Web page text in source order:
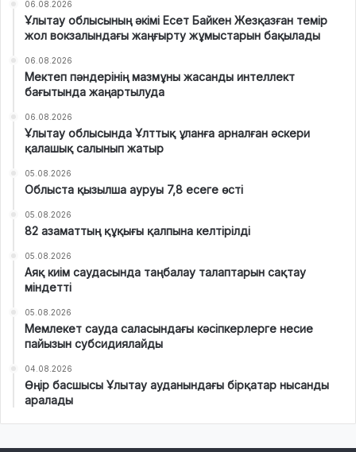
06.08.2026
Ұлытау облысының әкімі Есет Байкен Жезқазған темір
жол вокзалындағы жаңғырту жұмыстарын бақылады
06.08.2026
Мектеп пәндерінің мазмұны жасанды интеллект
бағытында жаңартылуда
06.08.2026
Ұлытау облысында Ұлттық ұланға арналған әскери
қалашық салынып жатыр
05.08.2026
Облыста қызылша ауруы 7,8 есеге өсті
05.08.2026
82 азаматтың құқығы қалпына келтірілді
05.08.2026
Аяқ киім саудасында таңбалау талаптарын сақтау
міндетті
05.08.2026
Мемлекет сауда саласындағы кәсіпкерлерге несие
пайызын субсидиялайды
04.08.2026
Өңір басшысы Ұлытау ауданындағы бірқатар нысанды
аралады